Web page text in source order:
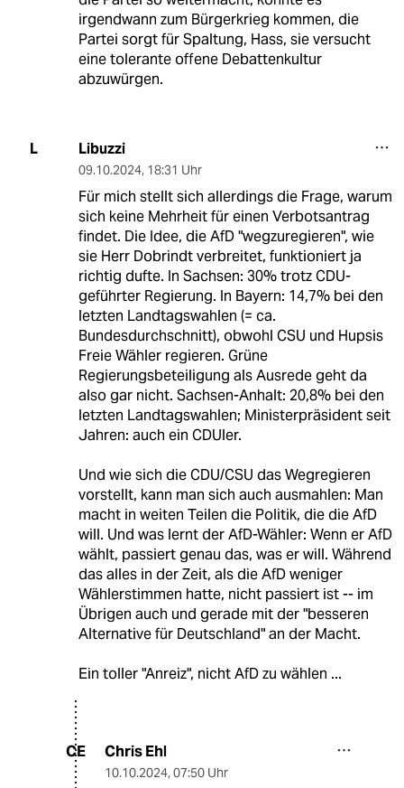
irgendwann zum Bürgerkrieg kommen, die
Partei sorgt für Spaltung, Hass, sie versucht
eine tolerante offene Debattenkultur
abzuwürgen.
L Libuzzi
09.10.2024, 18:31 Uhr
Für mich stellt sich allerdings die Frage, warum
sich keine Mehrheit für einen Verbotsantrag
findet. Die Idee, die AfD "wegzuregieren", wie
sie Herr Dobrindt verbreitet, funktioniert ja
richtig dufte. In Sachsen: 30% trotz CDU-
geführter Regierung. In Bayern: 14,7% bei den
letzten Landtagswahlen (= ca.
Bundesdurchschnitt), obwohl CSU und Hupsis
Freie Wähler regieren. Grüne
Regierungsbeteiligung als Ausrede geht da
also gar nicht. Sachsen-Anhalt: 20,8% bei den
letzten Landtagswahlen; Ministerpräsident seit
Jahren: auch ein CDUler.
Und wie sich die CDU/CSU das Wegregieren
vorstellt, kann man sich auch ausmahlen: Man
macht in weiten Teilen die Politik, die die AfD
will. Und was lernt der AfD-Wähler: Wenn er AfD
wählt, passiert genau das, was er will. Während
das alles in der Zeit, als die AfD weniger
Wählerstimmen hatte, nicht passiert ist -- im
Übrigen auch und gerade mit der "besseren
Alternative für Deutschland" an der Macht.
Ein toller "Anreiz", nicht AfD zu wählen ...
CE Chris Ehl
10.10.2024, 07:50 Uhr